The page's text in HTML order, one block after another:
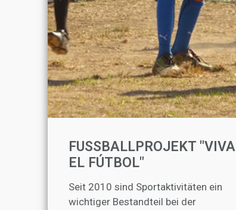
FUSSBALLPROJEKT "VIVA
EL FÚTBOL"
Seit 2010 sind Sportaktivitäten ein
wichtiger Bestandteil bei der